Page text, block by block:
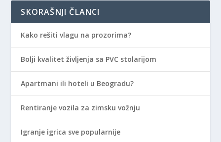
SKORAŠNJI ČLANCI
Kako rešiti vlagu na prozorima?
Bolji kvalitet življenja sa PVC stolarijom
Apartmani ili hoteli u Beogradu?
Rentiranje vozila za zimsku vožnju
Igranje igrica sve popularnije